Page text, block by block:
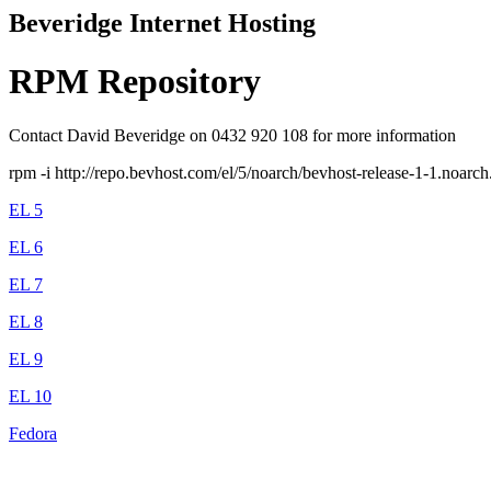
Beveridge Internet Hosting
RPM Repository
Contact David Beveridge on 0432 920 108 for more information
rpm -i http://repo.bevhost.com/el/5/noarch/bevhost-release-1-
EL 5
EL 6
EL 7
EL 8
EL 9
EL 10
Fedora